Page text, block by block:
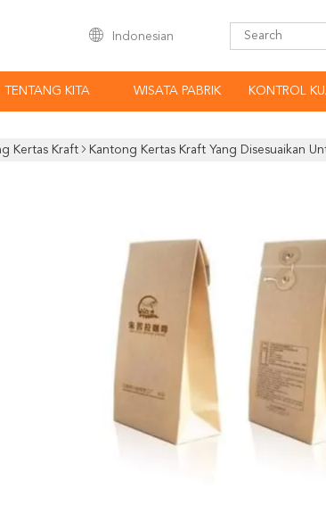
Indonesian
TENTANG KITA WISATA PABRIK KONTROL
Kertas Kraft Kantong Kertas Kraft Yang Disesuaikan